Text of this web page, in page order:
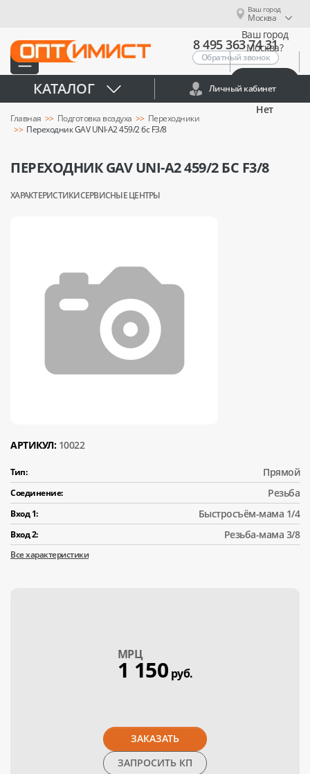
Ваш город
Москва
Ваш город
Москва?
Нет
8 495 363 74 31
Обратный звонок
КАТАЛОГ Личный кабинет
Главная Подготовка воздуха
Переходники
Переходник GAV UNI-A2 459/2 бс F3/8
ПЕРЕХОДНИК GAV UNI-A2 459/2 БС F3/8
ХАРАКТЕРИСТИКИСЕРВИСНЫЕ ЦЕНТРЫ
АРТИКУЛ: 10022
Тип: Прямой
Соединение: Резьба
Вход 1: Быстросъём-мама 1/4
Вход 2: Резьба-мама 3/8
Все характеристики
МPЦ
1 150 руб.
ЗАКАЗАТЬ
ЗАПРОСИТЬ КП